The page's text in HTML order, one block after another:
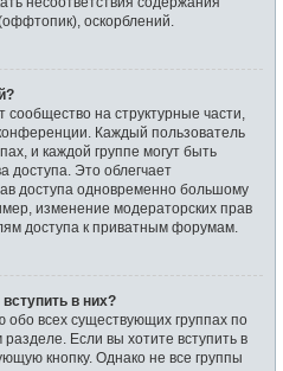
оскорблений.
на структурные части,
Каждый пользователь
и каждой группе могут быть
доступа. Это облегчает
доступа одновременно большому
изменение модераторских прав
доступа к приватным форумам.
в них?
всех существующих группах по
Если вы хотите вступить в
кнопку. Однако не все группы